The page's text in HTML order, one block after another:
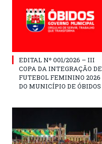
EDITAL Nº 001/2026 – III
COPA DA INTEGRAÇÃO DE
FUTEBOL FEMININO 2026
DO MUNICÍPIO DE ÓBIDOS